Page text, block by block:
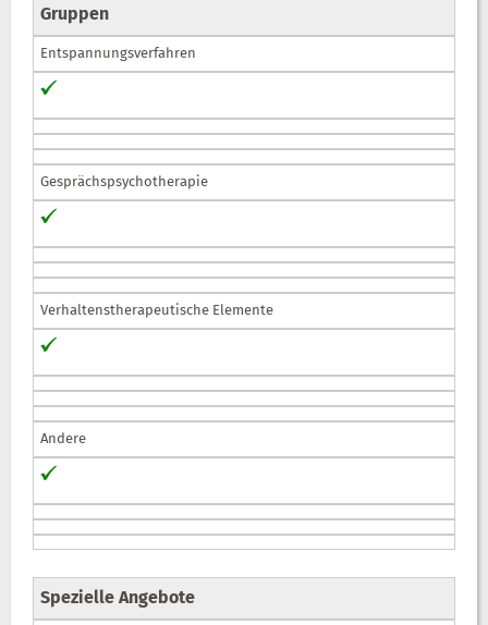
Gruppen
Entspannungsverfahren
Gesprächspsychotherapie
Verhaltenstherapeutische Elemente
Andere
Spezielle Angebote